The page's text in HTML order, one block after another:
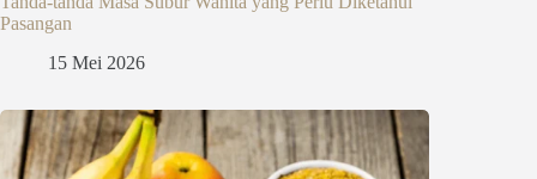
Pasangan
15 Mei 2026